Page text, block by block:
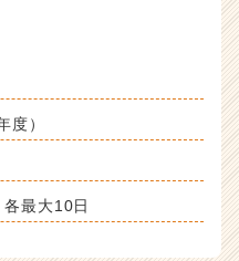
度）
最大10日